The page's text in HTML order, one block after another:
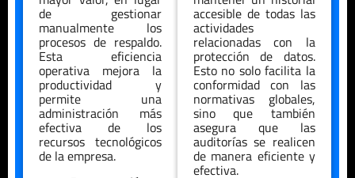
de gestionar
manualmente los
procesos de respaldo.
Esta eficiencia
operativa mejora la
productividad y
permite una
administración más
efectiva de los
recursos tecnológicos
de la empresa.
accesible de todas las
actividades
relacionadas con la
protección de datos.
Esto no solo facilita la
conformidad con las
normativas globales,
sino que también
asegura que las
auditorías se realicen
de manera eficiente y
efectiva.